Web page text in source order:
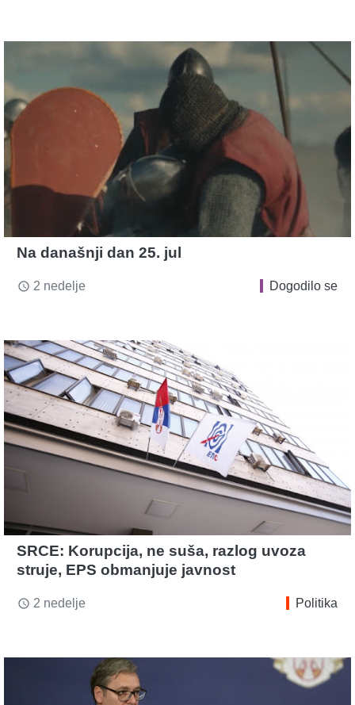
Na današnji dan 25. jul
access_time 2 nedelje Dogodilo se
SRCE: Korupcija, ne suša, razlog uvoza
struje, EPS obmanjuje javnost
access_time 2 nedelje Politika